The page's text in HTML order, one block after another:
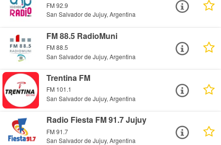
FM 92.9
San Salvador de Jujuy, Argentina
FM 88.5 RadioMuni
FM 88.5
San Salvador de Jujuy, Argentina
Trentina FM
FM 101.1
San Salvador de Jujuy, Argentina
Radio Fiesta FM 91.7 Jujuy
FM 91.7
San Salvador de Jujuy, Argentina